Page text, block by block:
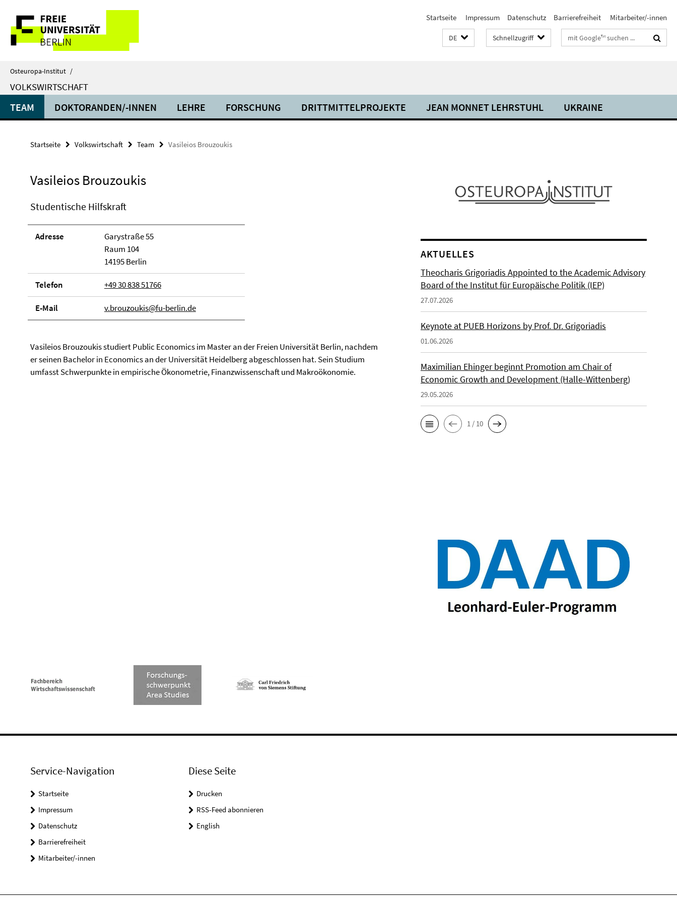
direkt
Inhalt
Service-
Navigation
Startseite Impressum Datenschutz Barrierefreiheit Mitarbeiter/-innen
DE Schnellzugriff Suchbegriffe
Osteuropa-Institut /
VOLKSWIRTSCHAFT
TEAM DOKTORANDEN/-INNEN LEHRE FORSCHUNG DRITTMITTELPROJEKTE JEAN MONNET LEHRSTUHL UKRAINE
Startseite Volkswirtschaft Team Vasileios Brouzoukis
Vasileios Brouzoukis
Studentische Hilfskraft
Adresse
Garystraße 55
Raum 104
14195 Berlin
Telefon +49 30 838 51766
E-Mail v.brouzoukis@fu-berlin.de
Vasileios Brouzoukis studiert Public Economics im Master an der Freien Universität Berlin, nachdem
er seinen Bachelor in Economics an der Universität Heidelberg abgeschlossen hat. Sein Studium
umfasst Schwerpunkte in empirische Ökonometrie, Finanzwissenschaft und Makroökonomie.
AKTUELLES
Theocharis Grigoriadis Appointed to the Academic Advisory
Board of the Institut für Europäische Politik (IEP)
27.07.2026
Keynote at PUEB Horizons by Prof. Dr. Grigoriadis
01.06.2026
Maximilian Ehinger beginnt Promotion am Chair of
Economic Growth and Development (Halle-Wittenberg)
29.05.2026
1 / 10
Service-Navigation
Startseite
Impressum
Datenschutz
Barrierefreiheit
Mitarbeiter/-innen
Diese Seite
Drucken
RSS-Feed abonnieren
English